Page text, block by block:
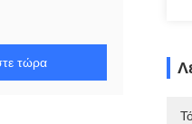
τώρα